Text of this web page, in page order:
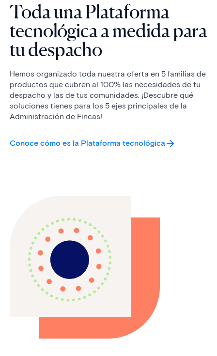
Toda una Plataforma
tecnológica a medida para
tu despacho
Hemos organizado toda nuestra oferta en 5 familias de
productos que cubren al 100% las necesidades de tu
despacho y las de tus comunidades. ¡Descubre qué
soluciones tienes para los 5 ejes principales​ de la
Administración de Fincas!
Conoce cómo es la Plataforma tecnológica